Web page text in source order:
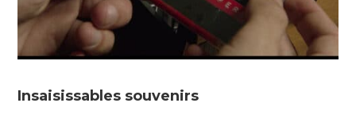
Distribution
Insaisissables souvenirs